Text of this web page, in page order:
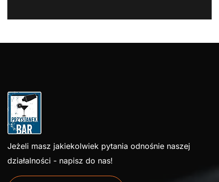
Jeżeli masz jakiekolwiek pytania odnośnie naszej
działalności - napisz do nas!